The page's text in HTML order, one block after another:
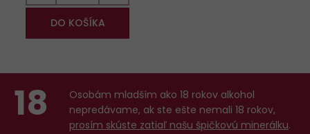
DO KOŠÍKA
18
Osobám mladším ako 18 rokov alkohol
nepredávame, ak ste ešte nemali 18 rokov,
prosím skúste zatiaľ našu špičkovú minerálku.